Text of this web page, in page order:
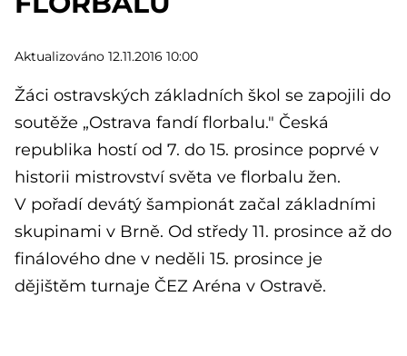
Aktualizováno 12.11.2016 10:00
Žáci ostravských základních škol se zapojili do
soutěže „Ostrava fandí florbalu." Česká
republika hostí od 7. do 15. prosince poprvé v
historii mistrovství světa ve florbalu žen.
V pořadí devátý šampionát začal základními
skupinami v Brně. Od středy 11. prosince až do
finálového dne v neděli 15. prosince je
dějištěm turnaje ČEZ Aréna v Ostravě.